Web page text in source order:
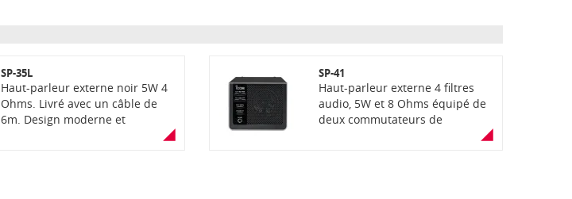
SP-35L
Haut-parleur externe noir 5W 4
Ohms. Livré avec un câble de
6m. Design moderne et
SP-41
Haut-parleur externe 4 filtres
audio, 5W et 8 Ohms équipé de
deux commutateurs de
sélection de tonalité (High : Cut /